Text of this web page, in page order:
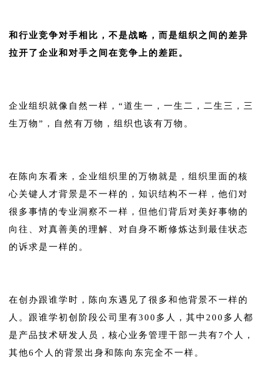
和行业竞争对手相比，不是战略，而是组织之间的差异
拉开了企业和对手之间在竞争上的差距。
企业组织就像自然一样，“道生一，一生二，二生三，三
生万物”，自然有万物，组织也该有万物。
在陈向东看来，企业组织里的万物就是，组织里面的核
心关键人才背景是不一样的，知识结构不一样，他们对
很多事情的专业洞察不一样，但他们背后对美好事物的
向往、对真善美的理解、对自身不断修炼达到最佳状态
的诉求是一样的。
在创办跟谁学时，陈向东遇见了很多和他背景不一样的
人。跟谁学初创阶段公司里有300多人，其中200多人都
是产品技术研发人员，核心业务管理干部一共有7个人，
其他6个人的背景出身和陈向东完全不一样。